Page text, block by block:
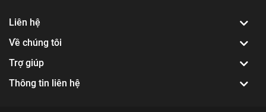
Liên hệ
Về chúng tôi
Trợ giúp
Thông tin liên hệ